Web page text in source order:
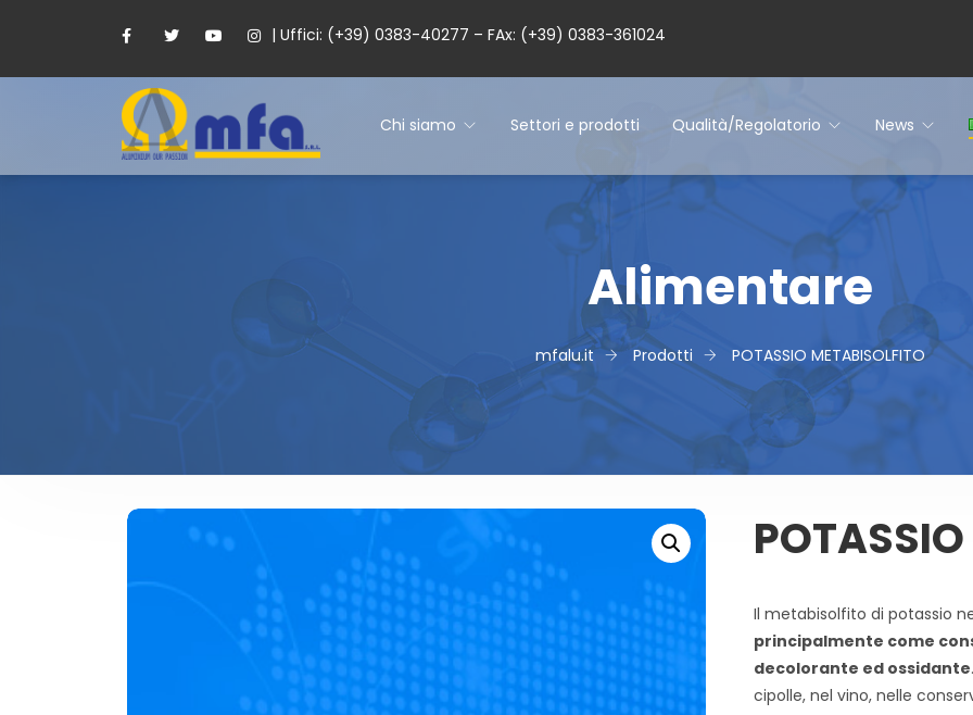
| Uffici: (+39) 0383-40277 – FAx: (+39) 0383-361024
Chi siamo Settori e prodotti Qualità/Regolatorio News
Alimentare
mfalu.it Prodotti POTASSIO METABISOLFITO
Il metabisolfito di potassio
principalmente come
decolorante ed ossidante
cipolle, nel vino, nelle